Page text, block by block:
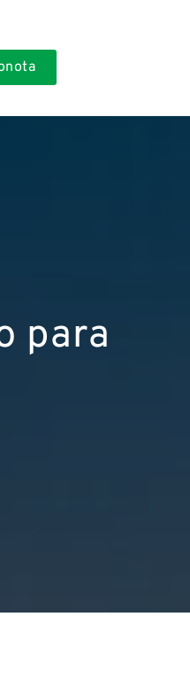
para